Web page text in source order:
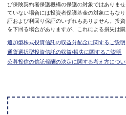
び保険契約者保護機構の保護の対象ではありま
ていない場合には投資者保護基金の対象にもな
証および利回り保証のいずれもありません。投
を下回る場合がありますが、これによる損失は
追加型株式投資信託の収益分配金に関するご説明
通貨選択型投資信託の収益/損失に関するご説明
公募投信の信託報酬の決定に関する考え方につい